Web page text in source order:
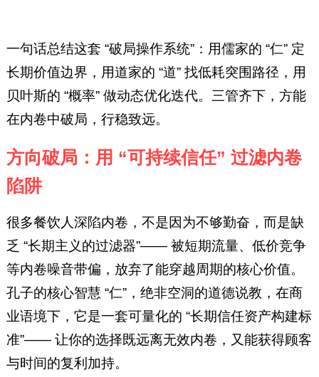
一句话总结这套 “破局操作系统”：用儒家的 “仁” 定
长期价值边界，用道家的 “道” 找低耗突围路径，用
贝叶斯的 “概率” 做动态优化迭代。三管齐下，方能
在内卷中破局，行稳致远。
方向破局：用 “可持续信任” 过滤内卷
陷阱
很多餐饮人深陷内卷，不是因为不够勤奋，而是缺
乏 “长期主义的过滤器”—— 被短期流量、低价竞争
等内卷噪音带偏，放弃了能穿越周期的核心价值。
孔子的核心智慧 “仁”，绝非空洞的道德说教，在商
业语境下，它是一套可量化的 “长期信任资产构建标
准”—— 让你的选择既远离无效内卷，又能获得顾客
与时间的复利加持。